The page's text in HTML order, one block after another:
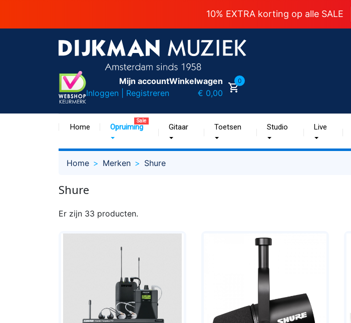
10% EXTRA korting op alle SALE
Mijn account
Inloggen | Registreren
Winkelwagen
€ 0,00
0
Home Opruiming
Sale
Gitaar Toetsen Studio Live
Home Merken Shure
Shure
Er zijn 33 producten.